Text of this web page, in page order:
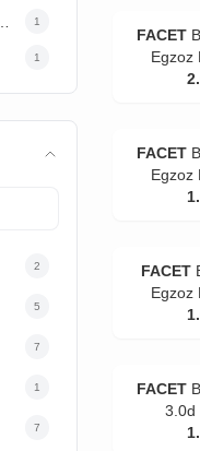
1
1
2
5
7
1
7
FACET
Egzoz
FACET
Egzoz
FACET
Egzoz
FACET
3.0d